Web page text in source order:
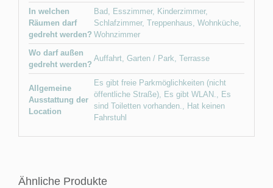
In welchen
Räumen darf
gedreht werden?
Bad, Esszimmer, Kinderzimmer,
Schlafzimmer, Treppenhaus, Wohnküche,
Wohnzimmer
Wo darf außen
gedreht werden?
Auffahrt, Garten / Park, Terrasse
Allgemeine
Ausstattung der
Location
Es gibt freie Parkmöglichkeiten (nicht
öffentliche Straße), Es gibt WLAN., Es
sind Toiletten vorhanden., Hat keinen
Fahrstuhl
Ähnliche Produkte